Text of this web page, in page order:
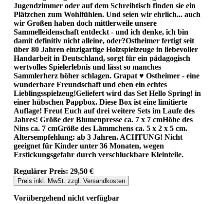
Jugendzimmer oder auf dem Schreibtisch finden sie ein
Plätzchen zum Wohlfühlen. Und seien wir ehrlich... auch
wir Großen haben doch mittlerweile unsere
Sammelleidenschaft entdeckt - und ich denke, ich bin
damit definitiv nicht alleine, oder?Ostheimer fertigt seit
über 80 Jahren einzigartige Holzspielzeuge in liebevoller
Handarbeit in Deutschland, sorgt für ein pädagogisch
wertvolles Spielerlebnis und lässt so manches
Sammlerherz höher schlagen. Grapat ♥ Ostheimer - eine
wunderbare Freundschaft und eben ein echtes
Lieblingsspielzeug!Geliefert wird das Set Hello Spring! in
einer hübschen Pappbox. Diese Box ist eine limitierte
Auflage! Freut Euch auf drei weitere Sets im Laufe des
Jahres! Größe der Blumenpresse ca. 7 x 7 cmHöhe des
Nins ca. 7 cmGröße des Lämmchens ca. 5 x 2 x 5 cm.
Altersempfehlung: ab 3 Jahren. ACHTUNG! Nicht
geeignet für Kinder unter 36 Monaten, wegen
Erstickungsgefahr durch verschluckbare Kleinteile.
Regulärer Preis: 29,50 €
Preis inkl. MwSt. zzgl. Versandkosten
Vorübergehend nicht verfügbar